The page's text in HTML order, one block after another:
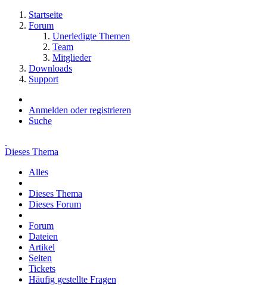
Startseite
Forum
Unerledigte Themen
Team
Mitglieder
Downloads
Support
Anmelden oder registrieren
Suche
Dieses Thema
Alles
Dieses Thema
Dieses Forum
Forum
Dateien
Artikel
Seiten
Tickets
Häufig gestellte Fragen